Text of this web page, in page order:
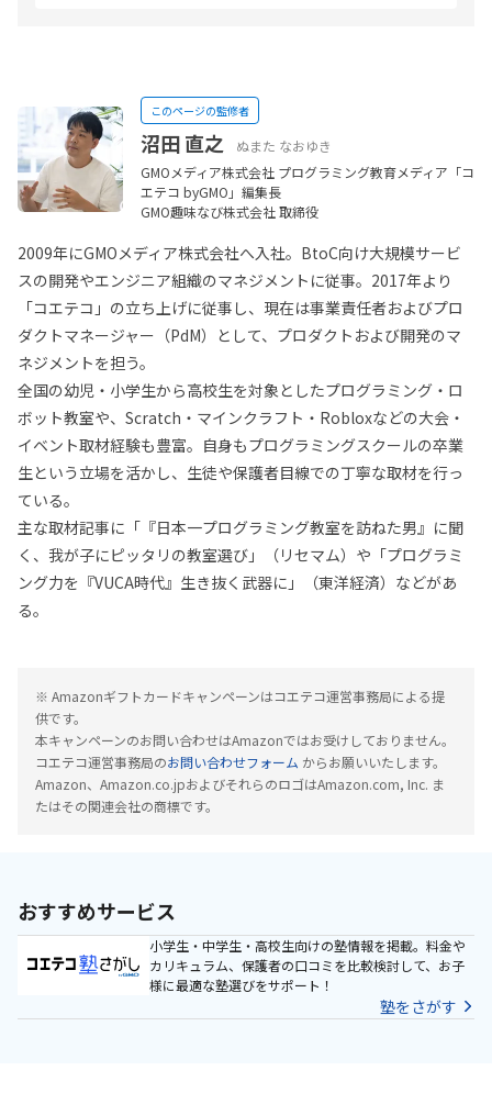
このページの監修者
沼田 直之
ぬまた なおゆき
GMOメディア株式会社 プログラミング教育メディア「コ
エテコ byGMO」編集長
GMO趣味なび株式会社 取締役
2009年にGMOメディア株式会社へ入社。BtoC向け大規模サービ
スの開発やエンジニア組織のマネジメントに従事。2017年より
「コエテコ」の立ち上げに従事し、現在は事業責任者およびプロ
ダクトマネージャー（PdM）として、プロダクトおよび開発のマ
ネジメントを担う。
全国の幼児・小学生から高校生を対象としたプログラミング・ロ
ボット教室や、Scratch・マインクラフト・Robloxなどの大会・
イベント取材経験も豊富。自身もプログラミングスクールの卒業
生という立場を活かし、生徒や保護者目線での丁寧な取材を行っ
ている。
主な取材記事に「『日本一プログラミング教室を訪ねた男』に聞
く、我が子にピッタリの教室選び」（リセマム）や「プログラミ
ング力を『VUCA時代』生き抜く武器に」（東洋経済）などがあ
る。
※ Amazonギフトカードキャンペーンはコエテコ運営事務局による提
供です。
本キャンペーンのお問い合わせはAmazonではお受けしておりません。
コエテコ運営事務局のお問い合わせフォーム からお願いいたします。
Amazon、Amazon.co.jpおよびそれらのロゴはAmazon.com, Inc. ま
たはその関連会社の商標です。
おすすめサービス
小学生・中学生・高校生向けの塾情報を掲載。料金や
カリキュラム、保護者の口コミを比較検討して、お子
様に最適な塾選びをサポート！
塾をさがす